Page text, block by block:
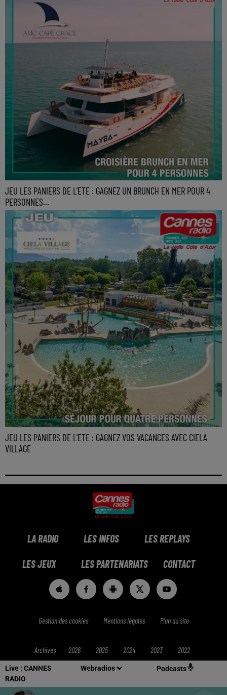
Live : CANNES
RADIO
Webradios Podcasts
JEU LES PANIERS DE L'ETE : GAGNEZ UN BRUNCH EN MER POUR 4
PERSONNES...
JEU LES PANIERS DE L'ETE : GAGNEZ VOS VACANCES AVEC CIELA
VILLAGE
LA RADIO LES INFOS LES REPLAYS
LES JEUX LES PARTENARIATS CONTACT
Gestion des cookies Mentions légales Plan du site
Archives 2026 2025 2024 2023 2022